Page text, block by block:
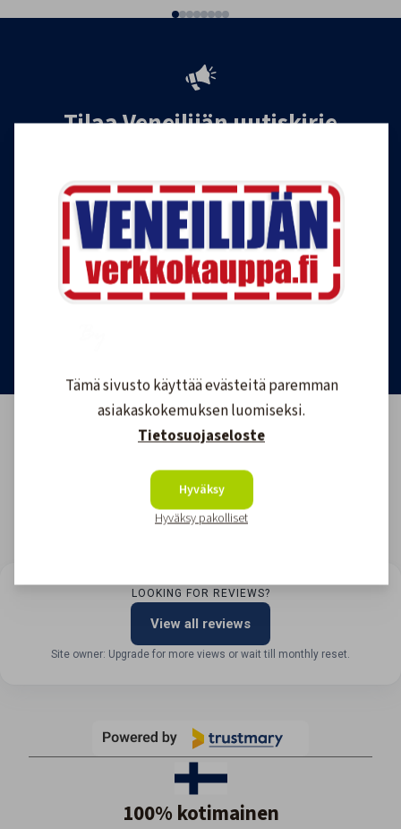
Tilaa Veneilijän uutiskirje
uutuustuotteista ja ajankohtaisista tarjouksista
ensimmäisten joukossa. Lähetämme 1-4
uutiskirjettä kuukaudessa. Voit perua uutiskirjeen
tilauksen milloin tahansa.
LOOKING FOR REVIEWS?
View all reviews
Site owner: Upgrade for more views or wait till monthly reset.
100% kotimainen
Tämä sivusto käyttää evästeitä paremman
asiakaskokemuksen luomiseksi.
Tietosuojaseloste
Hyväksy
Hyväksy pakolliset